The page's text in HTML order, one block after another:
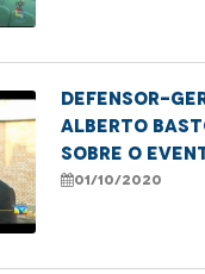
Defensor-
Alberto
sobre o
realizado
01/10/2020